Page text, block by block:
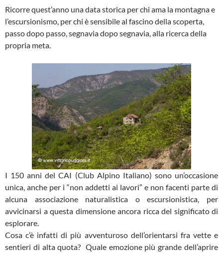
Ricorre quest’anno una data storica per chi ama la montagna e
l’escursionismo, per chi è sensibile al fascino della scoperta,
passo dopo passo, segnavia dopo segnavia, alla ricerca della
propria meta.
I 150 anni del CAI (Club Alpino Italiano) sono un’occasione
unica, anche per i “non addetti ai lavori” e non facenti parte di
alcuna associazione naturalistica o escursionistica, per
avvicinarsi a questa dimensione ancora ricca del significato di
esplorare.
Cosa c’è infatti di più avventuroso dell’orientarsi fra vette e
sentieri di alta quota? Quale emozione più grande dell’aprire